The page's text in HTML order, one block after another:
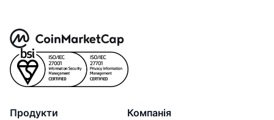
Продукти Компанія